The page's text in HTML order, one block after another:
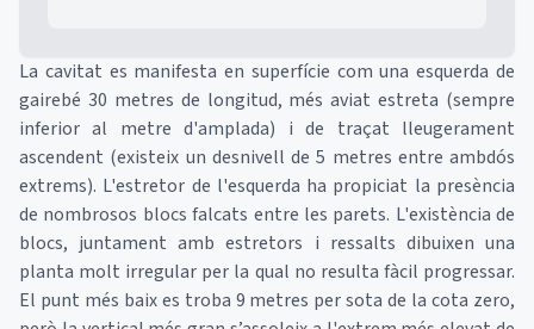
La cavitat es manifesta en superfície com una esquerda de
gairebé 30 metres de longitud, més aviat estreta (sempre
inferior al metre d'amplada) i de traçat lleugerament
ascendent (existeix un desnivell de 5 metres entre ambdós
extrems). L'estretor de l'esquerda ha propiciat la presència
de nombrosos blocs falcats entre les parets. L'existència de
blocs, juntament amb estretors i ressalts dibuixen una
planta molt irregular per la qual no resulta fàcil progressar.
El punt més baix es troba 9 metres per sota de la cota zero,